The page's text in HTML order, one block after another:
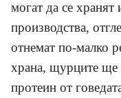
могат да се хранят
производства,
отнемат по-малко
храна, щурците ще
протеин от